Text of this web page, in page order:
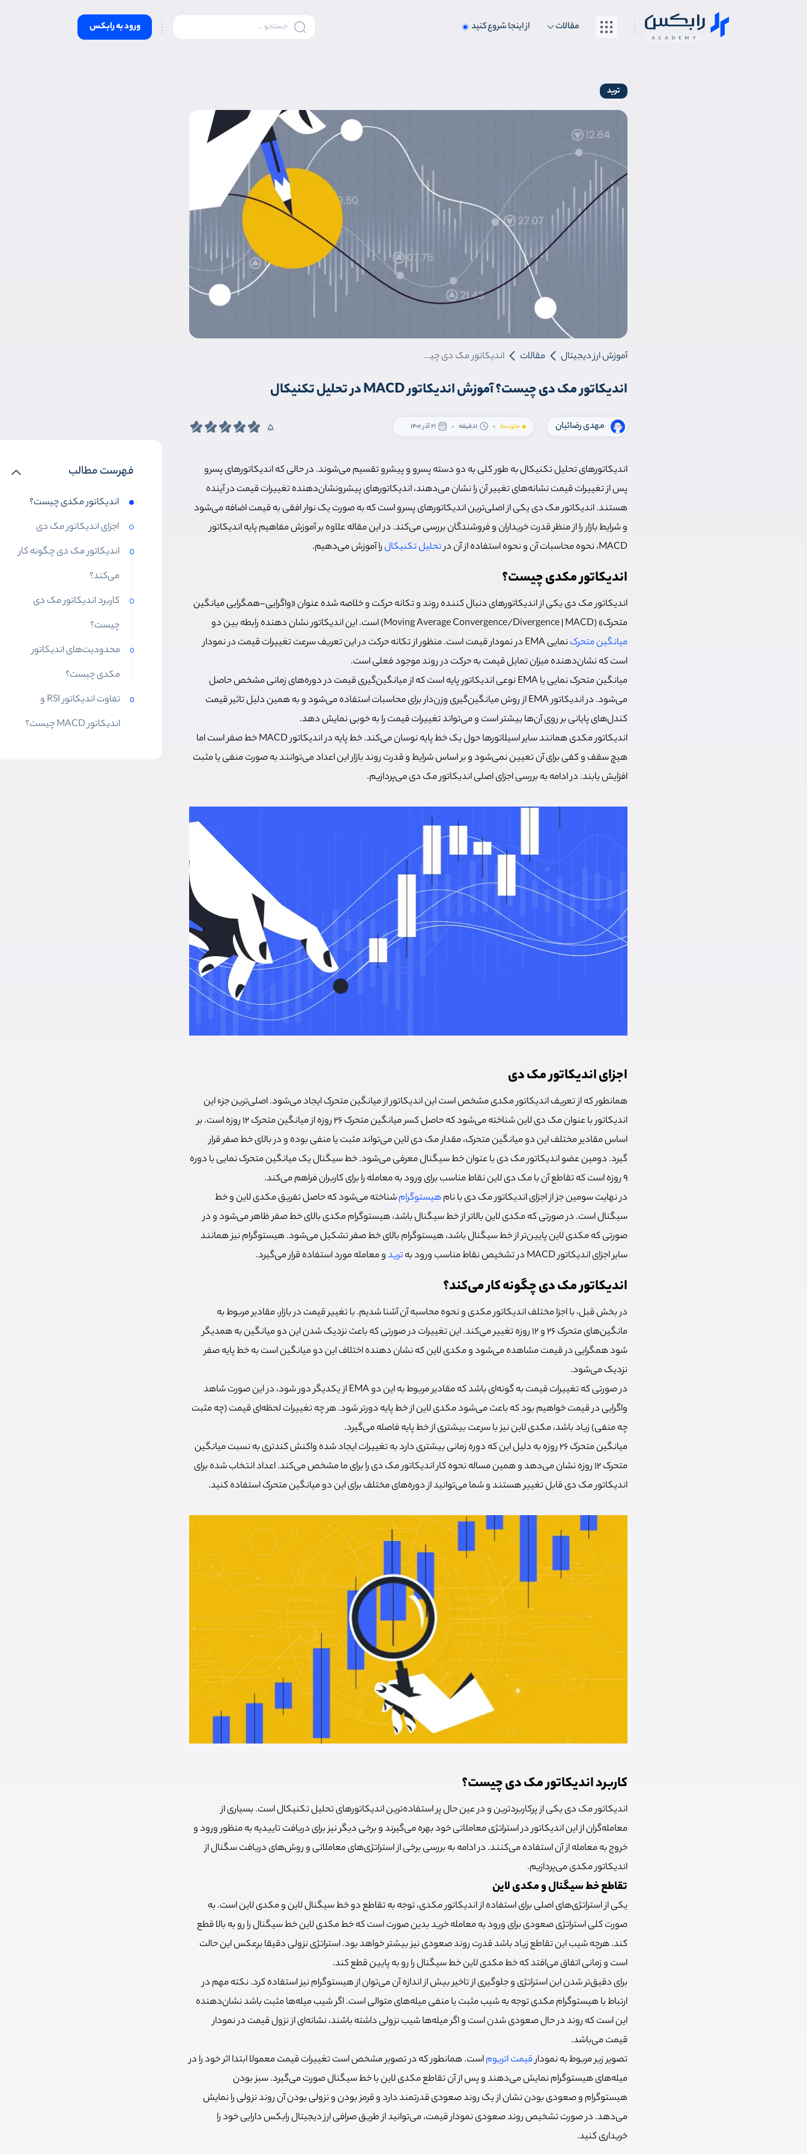
مقالات از اینجا شروع کنید ورود به رابکس
ترید
آموزش ارز دیجیتال مقالات اندیکاتور مک دی چیست؟ آموزش اندیکاتور MACD در تحلیل تکنیکال
اندیکاتور مک دی چیست؟ آموزش اندیکاتور MACD در تحلیل تکنیکال
مهدی رضائیان متوسط 1دقیقه 21 آذر 1401 5
فهرست مطالب
اندیکاتور مکدی چیست؟
اجزای اندیکاتور مک دی
اندیکاتور مک دی چگونه کار
می‌کند؟
کاربرد اندیکاتور مک دی
چیست؟
محدودیت‌های اندیکاتور
مکدی چیست؟
تفاوت اندیکاتور RSI و
اندیکاتور MACD چیست؟
اندیکاتورهای تحلیل تکنیکال به طور کلی به دو دسته پسرو و پیشرو تقسیم می‌شوند. در حالی که اندیکاتورهای پسرو
پس از تغییرات قیمت نشانه‌های تغییر آن را نشان می‌دهند، اندیکاتورهای پیشرونشان‌دهنده تغییرات قیمت در آینده
هستند. اندیکاتور مک دی یکی از اصلی‌ترین اندیکاتورهای پسرو است که به صورت یک نوار افقی به قیمت اضافه می‌شود
و شرایط بازار را از منظر قدرت خریداران و فروشندگان بررسی می‌کند. در این مقاله علاوه بر آموزش مفاهیم پایه اندیکاتور
MACD، نحوه محاسبات آن و نحوه استفاده از آن در
تحلیل تکنیکالرا آموزش می‌دهیم.
اندیکاتور مکدی چیست؟
اندیکاتور مک دی یکی از اندیکاتورهای دنبال کننده روند و تکانه حرکت و خلاصه شده عنوان «واگرایی-همگرایی میانگین
متحرک» (Moving Average Convergence/Divergence | MACD) است. این اندیکاتور نشان دهنده رابطه بین دو
میانگین متحرک
نمایی EMA در نمودار قیمت است. منظور از تکانه حرکت در این تعریف سرعت تغییرات قیمت در نمودار
است که نشان‌دهنده میزان تمایل قیمت به حرکت در روند موجود فعلی است.
میانگین متحرک نمایی یا EMA نوعی اندیکاتور پایه است که از میانگین‌گیری قیمت در دوره‌های زمانی مشخص حاصل
می‌شود. در اندیکاتور EMA از روش میانگین‌گیری وزن‌دار برای محاسبات استفاده می‌شود و به همین دلیل تاثیر قیمت‌
کندل‌های پایانی بر روی آن‌ها بیشتر است و می‌تواند تغییرات قیمت را به خوبی نمایش دهد.
اندیکاتور مکدی همانند سایر اسیلاتورها حول یک خط پایه نوسان می‌کند. خط پایه در اندیکاتور MACD خط صفر است اما
هیچ سقف و کفی برای آن تعیین نمی‌شود و بر اساس شرایط و قدرت روند بازار این اعداد می‌توانند به صورت منفی یا مثبت
افزایش یابند. در ادامه به بررسی اجزای اصلی اندیکاتور مک دی می‌پردازیم.
اجزای اندیکاتور مک دی
همانطور که از تعریف اندیکاتور مکدی مشخص است این اندیکاتور از میانگین متحرک ایجاد می‌شود. اصلی‌ترین جزء این
اندیکاتور با عنوان مک دی لاین شناخته می‌شود که حاصل کسر میانگین متحرک 26 روزه از میانگین متحرک 12 روزه است. بر
اساس مقادیر مختلف این دو میانگین متحرک، مقدار مک دی لاین می‌تواند مثبت یا منفی بوده و در بالای خط صفر قرار
گیرد. دومین عضو اندیکاتور مک دی با عنوان خط سیگنال معرفی می‌شود. خط سیگنال یک میانگین متحرک نمایی با دوره
9 روزه است که تقاطع آن با مک دی لاین نقاط مناسب برای ورود به معامله را برای کاربران فراهم می‌کند.
در نهایت سومین جز از اجزای اندیکاتور مک دی با نامهیستوگرامشناخته می‌شود که حاصل تفریق مکدی لاین و خط
سیگنال است. در صورتی که مکدی لاین بالاتر از خط سیگنال باشد، هیستوگرام مکدی بالای خط صفر ظاهر می‌شود و در
صورتی که مکدی لاین پایین‌تر از خط سیگنال باشد، هیستوگرام بالای خط صفر تشکیل می‌شود. هیستوگرام نیز همانند
سایر اجزای اندیکاتور MACD در تشخیص نقاط مناسب ورود به
تریدو معامله مورد استفاده قرار می‌گیرد.
اندیکاتور مک دی چگونه کار می‌کند؟
در بخش قبل، با اجزا مختلف اندیکاتور مکدی و نحوه محاسبه آن آشنا شدیم. با تغییر قیمت در بازار، مقادیر مربوط به
مانگین‌های متحرک 26 و 12 روزه تغییر می‌کند. این تغییرات در صورتی که باعث نزدیک شدن این دو میانگین به همدیگر
شود همگرایی در قیمت مشاهده می‌شود و مکدی لاین که نشان دهنده اختلاف این دو میانگین است به خط پایه صفر
نزدیک می‌شود.
در صورتی که تغییرات قیمت به گونه‌ای باشد که مقادیر مربوط به این دو EMA از یکدیگر دور شود، در این صورت شاهد
واگرایی در قیمت خواهیم بود که باعث می‌شود مکدی لاین از خط پایه دورتر شود. هر چه تغییرات لحظه‌ای قیمت (چه مثبت
چه منفی) زیاد باشد، مکدی لاین نیز با سرعت بیشتری از خط پایه فاصله می‌گیرد.
میانگین متحرک 26 روزه به دلیل این که دوره زمانی بیشتری دارد به تغییرات ایجاد شده واکنش کندتری به نسبت میانگین
متحرک 12 روزه نشان می‌دهد و همین مساله نحوه کار اندیکاتور مک دی را برای ما مشخص می‌کند. اعداد انتخاب شده برای
اندیکاتور مک دی قابل تغییر هستند و شما می‌توانید از دوره‌های مختلف برای این دو میانگین متحرک استفاده کنید.
کاربرد اندیکاتور مک دی چیست؟
اندیکاتور مک دی یکی از پرکاربردترین و در عین حال پر استفاده‌ترین اندیکاتورهای تحلیل تکنیکال است. بسیاری از
معامله‌گران از این اندیکاتور در استراتژی معاملاتی خود بهره می‌گیرند و برخی دیگر نیز برای دریافت تاییدیه به منظور ورود و
خروج به معامله از آن استفاده می‌کنند. در ادامه به بررسی برخی از استراتژی‌های معاملاتی و روش‌های دریافت سگنال از
اندیکاتور مکدی می‌پردازیم.
تقاطع خط سیگنال و مکدی لاین
یکی از استراتژی‌های اصلی برای استفاده از اندیکاتور مکدی، توجه به تقاطع دو خط سیگنال لاین و مکدی لاین است. به
صورت کلی استراتژی صعودی برای ورود به معامله خرید بدین صورت است که خط مکدی لاین خط سیگنال را رو به بالا قطع
کند. هرچه شیب این تقاطع زیاد باشد قدرت روند صعودی نیز بیشتر خواهد بود. استراتژی نزولی دقیقا برعکس این حالت
است و زمانی اتفاق می‌افتد که خط مکدی لاین خط سیگنال را رو به پایین قطع کند.
برای دقیق‌تر شدن این استراتژی و جلوگیری از تاخیر بیش از اندازه آن می‌توان از هیستوگرام نیز استفاده کرد. نکته مهم در
ارتباط با هیستوگرام مکدی توجه به شیب مثبت یا منفی میله‌های متوالی است. اگر شیب میله‌ها مثبت باشد نشان‌دهنده
این است که روند در حال صعودی شدن است و اگر میله‌ها شیب نزولی داشته باشند، نشانه‌ای از نزول قیمت در نمودار
قیمت می‌باشد.
تصویر زیر مربوط به نمودارقیمت اتریوماست. همانطور که در تصویر مشخص است تغییرات قیمت معمولا ابتدا اثر خود را در
میله‌های هیستوگرام نمایش می‌دهند و پس از آن تقاطع مکدی لاین با خط سیگنال صورت می‌گیرد. سبز بودن
هیستوگرام و صعودی بودن نشان از یک روند صعودی قدرتمند دارد و قرمز بودن و نزولی بودن آن روند نزولی را نمایش
می‌دهد. در صورت تشخیص روند صعودی نمودار قیمت، می‌توانید از طریق صرافی ارز دیجیتال رابکس دارایی خود را
خریداری کنید.